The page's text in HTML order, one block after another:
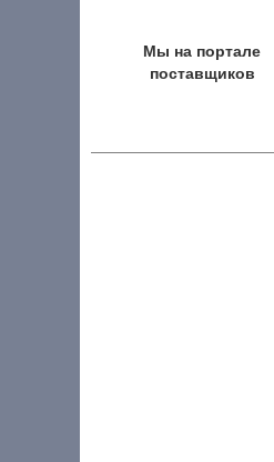
Мы на портале
поставщиков